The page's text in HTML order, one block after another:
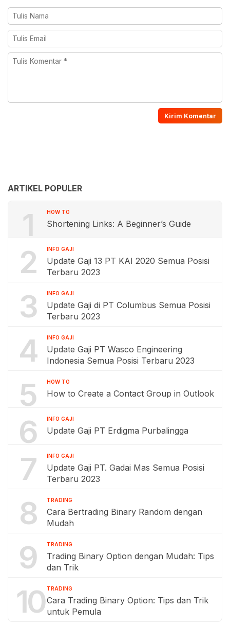
ARTIKEL POPULER
1 HOW TO
Shortening Links: A Beginner’s Guide
2 INFO GAJI
Update Gaji 13 PT KAI 2020 Semua Posisi
Terbaru 2023
3 INFO GAJI
Update Gaji di PT Columbus Semua Posisi
Terbaru 2023
4 INFO GAJI
Update Gaji PT Wasco Engineering
Indonesia Semua Posisi Terbaru 2023
5 HOW TO
How to Create a Contact Group in Outlook
6 INFO GAJI
Update Gaji PT Erdigma Purbalingga
7 INFO GAJI
Update Gaji PT. Gadai Mas Semua Posisi
Terbaru 2023
8 TRADING
Cara Bertrading Binary Random dengan
Mudah
9 TRADING
Trading Binary Option dengan Mudah: Tips
dan Trik
10 TRADING
Cara Trading Binary Option: Tips dan Trik
untuk Pemula